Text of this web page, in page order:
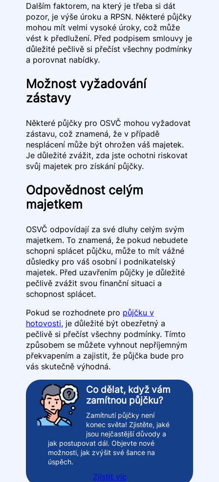
Dalším faktorem, na který je třeba si dát
pozor, je výše úroku a RPSN. Některé půjčky
mohou mít velmi vysoké úroky, což může
vést k předlužení. Před podpisem smlouvy je
důležité pečlivě si přečíst všechny podmínky
a porovnat nabídky.
Možnost vyžadování
zástavy
Některé půjčky pro OSVČ mohou vyžadovat
zástavu, což znamená, že v případě
nesplácení může být ohrožen váš majetek.
Je důležité zvážit, zda jste ochotni riskovat
svůj majetek pro získání půjčky.
Odpovědnost celým
majetkem
OSVČ odpovídají za své dluhy celým svým
majetkem. To znamená, že pokud nebudete
schopni splácet půjčku, může to mít vážné
důsledky pro váš osobní i podnikatelský
majetek. Před uzavřením půjčky je důležité
pečlivě zvážit svou finanční situaci a
schopnost splácet.
Pokud se rozhodnete pro půjčku v
hotovosti, je důležité být obezřetný a
pečlivě si přečíst všechny podmínky. Tímto
způsobem se můžete vyhnout nepříjemným
překvapením a zajistit, že půjčka bude pro
vás skutečně výhodná.
Co dělat, když vám
zamítnou půjčku?
Zamítnutí půjčky není
konec světa! Zjistěte, jaké
jsou nejčastější důvody a
jak postupovat dál. Objevte nové
možnosti, jak zvýšit své šance na
úspěch.
Zjistit víc